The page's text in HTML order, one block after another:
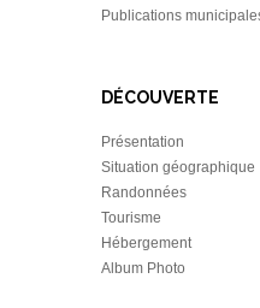
Publications
DÉCOUVERTE
Présentation
Situation géographique
Randonnées
Tourisme
Hébergement
Album Photo